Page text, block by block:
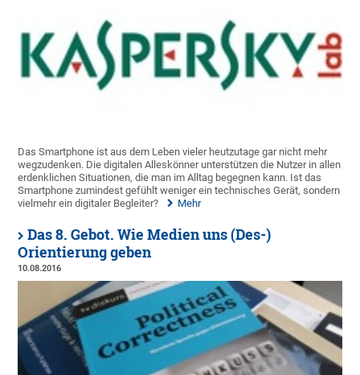
Das Smartphone ist aus dem Leben vieler heutzutage gar nicht mehr
wegzudenken. Die digitalen Alleskönner unterstützen die Nutzer in allen
erdenklichen Situationen, die man im Alltag begegnen kann. Ist das
Smartphone zumindest gefühlt weniger ein technisches Gerät, sondern
vielmehr ein digitaler Begleiter?
Mehr
Das 8. Gebot. Wie Medien uns (Des-)
Orientierung geben
10.08.2016